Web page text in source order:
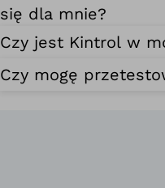
się dla mnie?
Czy jest Kintrol w
Czy mogę